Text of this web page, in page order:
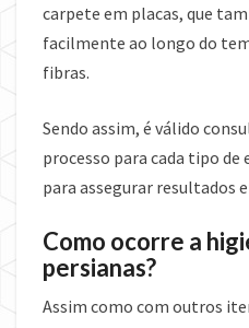
carpete em placas, que
facilmente ao longo do
fibras.
Sendo assim, é válido
processo para cada tipo
para assegurar resultados
Como ocorre a
persianas?
Assim como com outros